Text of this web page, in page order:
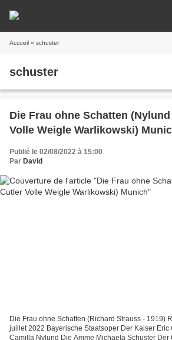
Accueil » schuster
schuster
Die Frau ohne Schatten
Volle Weigle Warlikowski)
Publié le 02/08/2022 à 15:00
Par David
Die Frau ohne Schatten (Richard Strauss - 1919)
juillet 2022 Bayerische Staatsoper Der Kaiser Eric
Camilla Nylund Die Amme Michaela Schuster Der